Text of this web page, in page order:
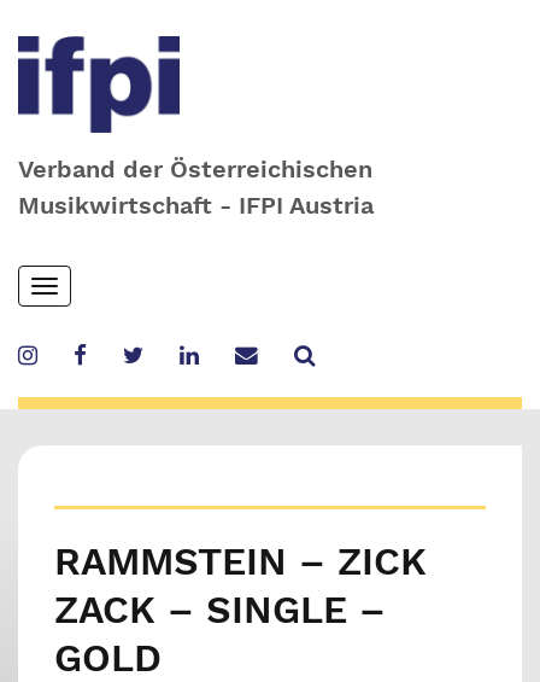
Verband der Österreichischen
Musikwirtschaft - IFPI Austria
Skip
to
content
Toggle
navigation
RAMMSTEIN – ZICK
ZACK – SINGLE –
GOLD